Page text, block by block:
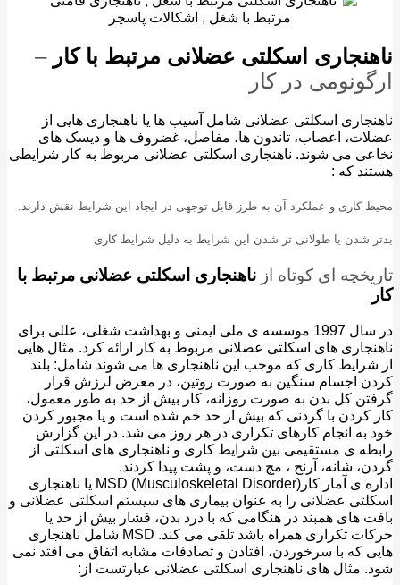
اسکلتی عضلانی مرتبط با کار –
در کار
اسکلتی عضلانی شامل آسیب ها یا ناهنجاری هایی از
اعصاب، تاندون ها، مفاصل، غضروف ها و دیسک های
می شوند. ناهنجاری اسکلتی عضلانی مربوط به کار شرایطی
که :
کاری و عملکرد آن به طرز قابل توجهی در ایجاد این شرایط نقش دارند.
شدن یا طولانی تر شدن این شرایط به دلیل شرایط کاری
ای کوتاه ازناهنجاری اسکلتی عضلانی مرتبط با
در سال 1997 موسسه ی ملی ایمنی و بهداشت شغلی، عللی برای
های اسکلتی عضلانی مربوط به کار ارائه کرد. مثال هایی
کاری که موجب این ناهنجاری ها می شوند شامل: بلند
اجسام سنگین به صورت روتین، در معرض لرزش قرار
کل بدن به صورت روزانه، کار بیش از حد به طور معمول،
کردن با گردنی که بیش از حد خم شده است و یا مجبور کردن
به انجام کارهای تکراری در هر روز می شد. در این گزارش
ی مستقیمی بین شرایط کاری و ناهنجاری های اسکلتی از
شانه، آرنج ، مچ دست، و پشت پیدا کردند.
اداره ی آمار کارMSD (Musculoskeletal Disorder) یا ناهنجاری
عضلانی را به عنوان بیماری های سیستم اسکلتی عضلانی و
های همبند در هنگامی که با درد بدن، فشار بیش از حد یا
حرکات تکراری همراه باشد تلقی می کند. MSD شامل ناهنجاری
که با سرخوردن، افتادن و تصادفات مشابه اتفاق می افتد نمی
مثال های ناهنجاری اسکلتی عضلانی عبارتست از: